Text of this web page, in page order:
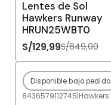
Lentes de Sol
Hawkers Runway
HRUN25WBT0
S/129,99S/649,00
-80%OFF
Agotado
Disponible bajo pedido
8436579112745|Hawkers